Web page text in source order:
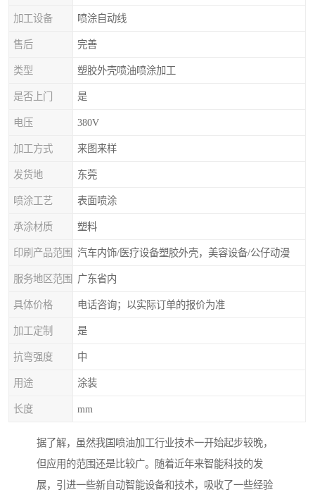
加工设备 喷涂自动线
售后 完善
类型 塑胶外壳喷油喷涂加工
是否上门 是
电压 380V
加工方式 来图来样
发货地 东莞
喷涂工艺 表面喷涂
承涂材质 塑料
印刷产品范围 汽车内饰/医疗设备塑胶外壳，美容设备/公仔动漫
服务地区范围 广东省内
具体价格 电话咨询；以实际订单的报价为准
加工定制 是
抗弯强度 中
用途 涂装
长度 mm
据了解，虽然我国喷油加工行业技术一开始起步较晚，
但应用的范围还是比较广。随着近年来智能科技的发
展，引进一些新自动智能设备和技术，吸收了一些经验